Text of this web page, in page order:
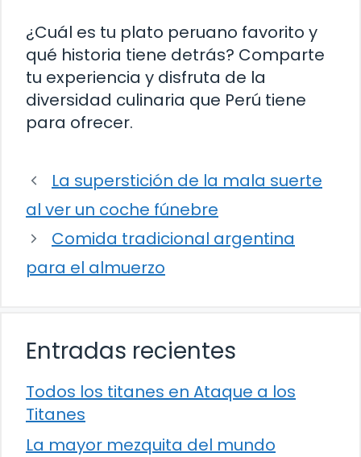
¿Cuál es tu plato peruano favorito y
qué historia tiene detrás? Comparte
tu experiencia y disfruta de la
diversidad culinaria que Perú tiene
para ofrecer.
La superstición de la mala suerte
al ver un coche fúnebre
Comida tradicional argentina
para el almuerzo
Entradas recientes
Todos los titanes en Ataque a los
Titanes
La mayor mezquita del mundo